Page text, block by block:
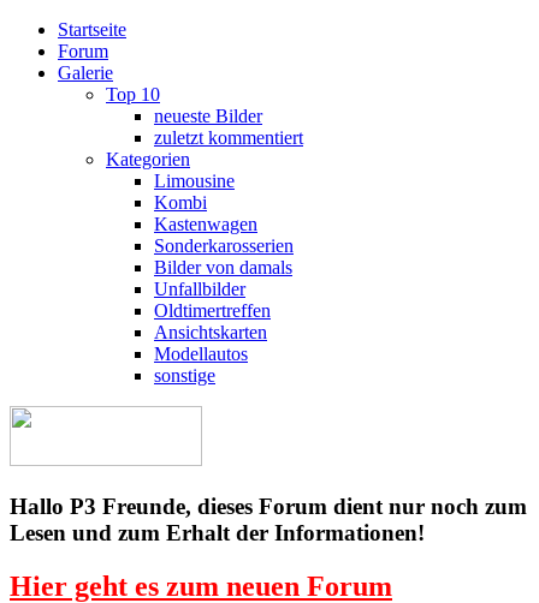
Startseite
Forum
Galerie
Top 10
neueste Bilder
zuletzt kommentiert
Kategorien
Limousine
Kombi
Kastenwagen
Sonderkarosserien
Bilder von damals
Unfallbilder
Oldtimertreffen
Ansichtskarten
Modellautos
sonstige
Hallo P3 Freunde, dieses Forum dient nur noch zum
Lesen und zum Erhalt der Informationen!
Hier geht es zum neuen Forum